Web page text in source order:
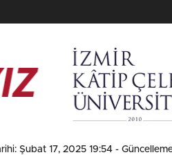
Şubat 17, 2025 19:54 -